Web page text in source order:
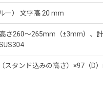
ー） 文字高 20 mm
さ260～265mm（±3mm）、
スタンド込みの高さ）×97（D